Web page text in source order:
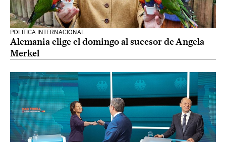
POLÍTICA INTERNACIONAL
Alemania elige el domingo al sucesor de Angela
Merkel